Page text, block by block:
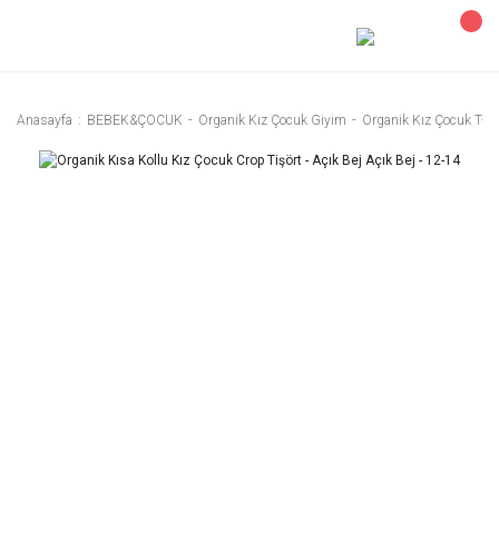
Anasayfa BEBEK&ÇOCUK Organik Kız Çocuk Giyim Organik Kız Çocuk T-